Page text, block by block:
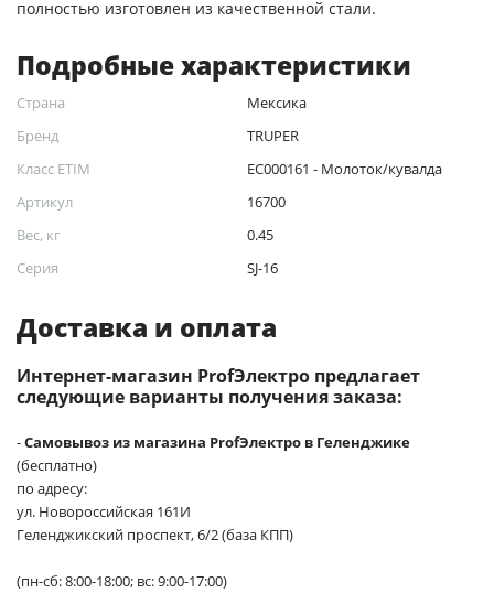
полностью изготовлен из качественной стали.
Подробные характеристики
Страна
Мексика
Бренд
TRUPER
Класс ETIM
EC000161 - Молоток/кувалда
Артикул
16700
Вес, кг
0.45
Серия
SJ-16
Доставка и оплата
Интернет-магазин ProfЭлектро предлагает
следующие варианты получения заказа:
-Самовывоз из магазина ProfЭлектро в Геленджике
(бесплатно)
по адресу:
ул. Новороссийская 161И
Геленджикский проспект, 6/2 (база КПП)
(пн-сб: 8:00-18:00; вс: 9:00-17:00)